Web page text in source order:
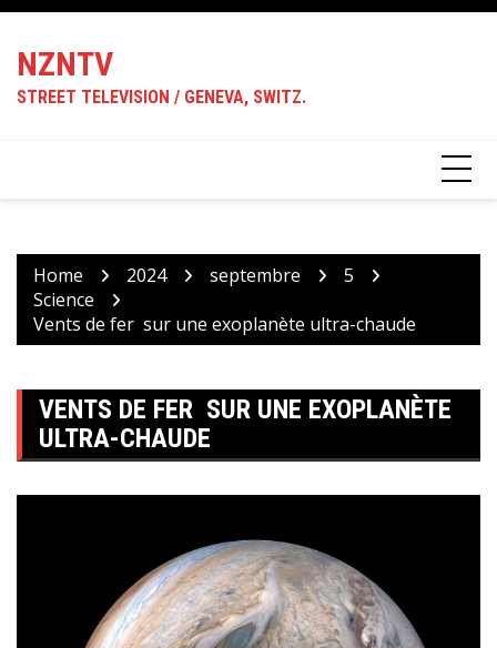
Skip
content
NZNTV
STREET TELEVISION / GENEVA, SWITZ.
Home 2024 septembre
5
Science
Vents de fer sur une exoplanète ultra-chaude
VENTS DE FER SUR UNE EXOPLANÈTE
ULTRA-CHAUDE